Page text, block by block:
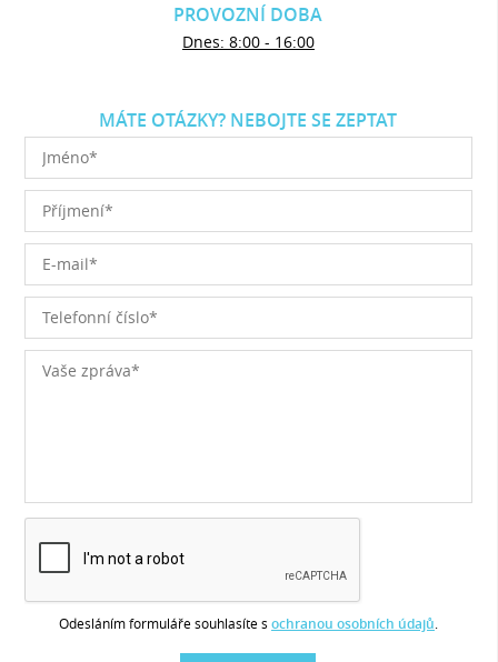
PROVOZNÍ DOBA
Dnes: 8:00 - 16:00
MÁTE OTÁZKY? NEBOJTE SE ZEPTAT
Odesláním formuláře souhlasíte s ochranou osobních údajů